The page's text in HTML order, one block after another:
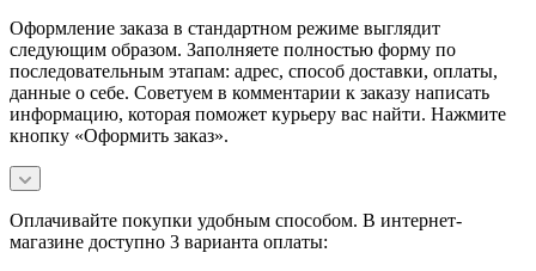
Оформление заказа в стандартном режиме выглядит
следующим образом. Заполняете полностью форму по
последовательным этапам: адрес, способ доставки, оплаты,
данные о себе. Советуем в комментарии к заказу написать
информацию, которая поможет курьеру вас найти. Нажмите
кнопку «Оформить заказ».
Оплачивайте покупки удобным способом. В интернет-
магазине доступно 3 варианта оплаты: